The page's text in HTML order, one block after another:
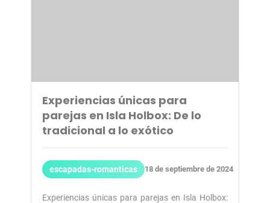
Experiencias únicas para
parejas en Isla Holbox: De lo
tradicional a lo exótico
escapadas-romanticas 18 de septiembre de 2024
Experiencias únicas para parejas en Isla Holbox: